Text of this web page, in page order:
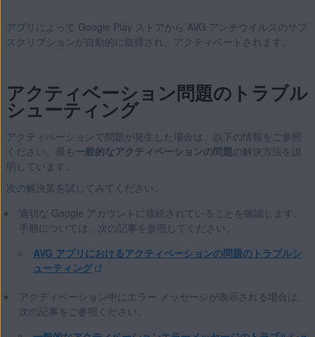
アプリによって Google Play ストアから AVG アンチウイルスのサブ
スクリプションが自動的に取得され、アクティベートされます。
アクティベーション問題のトラブル
シューティング
アクティベーションで問題が発生した場合は、以下の情報をご参照
ください。最も一般的なアクティベーションの問題の解決方法を説
明しています。
次の解決策を試してみてください。
適切な Google アカウントに接続されていることを確認します。
手順については、次の記事を参照してください。
AVG アプリにおけるアクティベーションの問題のトラブルシ
ューティング
アクティベーション中にエラー メッセージが表示される場合は、
次の記事をご参照ください。